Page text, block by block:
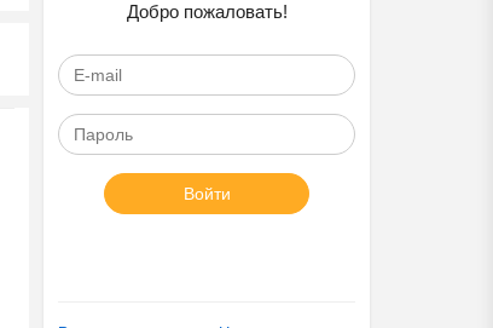
Добро пожаловать!
Войти